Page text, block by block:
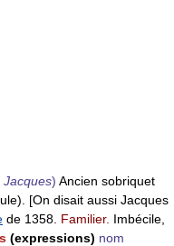
Jacques) Ancien sobriquet
[On disait aussi Jacques
de 1358. Familier. Imbécile,
(expressions) nom